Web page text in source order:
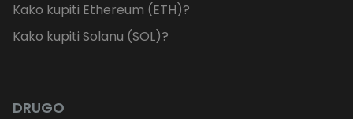
Kako kupiti Ethereum (ETH)?
Kako kupiti Solanu (SOL)?
DRUGO